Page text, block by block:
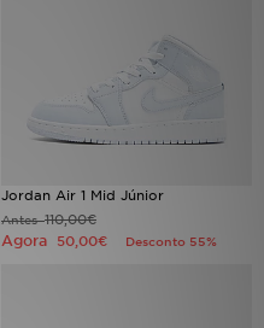
Jordan Air 1 Mid Júnior
Antes110,00€
Agora 50,00€ Desconto 55%